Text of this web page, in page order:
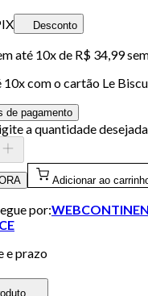
Desconto
até 10x de R$ 34,99
10x com o cartão Le
de pagamento
a quantidade desejada
Adicionar ao
por:
e prazo